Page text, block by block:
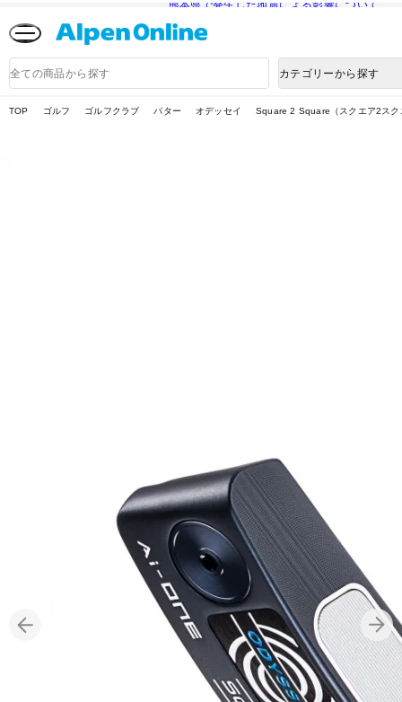
熊本県で発生した地震による影響について
品
検
カテゴリーから探す
TOP ゴルフ ゴルフクラブ パター オデッセイ Square 2 Square（スクエア2スク